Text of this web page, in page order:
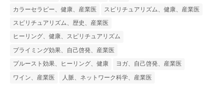
カラーセラピー、健康、産業医
スピリチュアリズム、健康、産業医
スピリチュアリズム、歴史、産業医
ヒーリング、健康、スピリチュアリズム
プライミング効果、自己啓発、産業医
プルースト効果、ヒーリング、健康
ヨガ、自己啓発、産業医
ワイン、産業医
人脈、ネットワーク科学、産業医